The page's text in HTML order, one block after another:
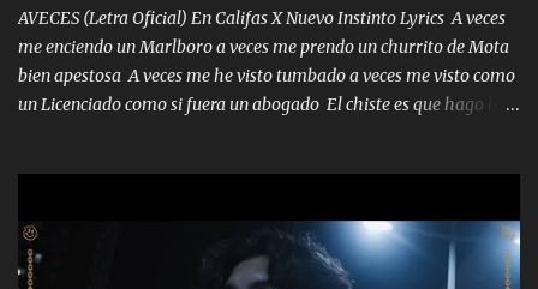
AVECES (Letra Oficial) En Califas X Nuevo Instinto Lyrics A veces
me enciendo un Marlboro a veces me prendo un churrito de Mota
bien apestosa A veces me he visto tumbado a veces me visto como
un Licenciado como si fuera un abogado El chiste es que hago lo
corriente no quieren verte subir de level trucha mis plebes Música
A veces me pongo un sombrero a veces me ven la cachucha de lado
con la mirada siempre en alto A veces me fajó una super o a veces